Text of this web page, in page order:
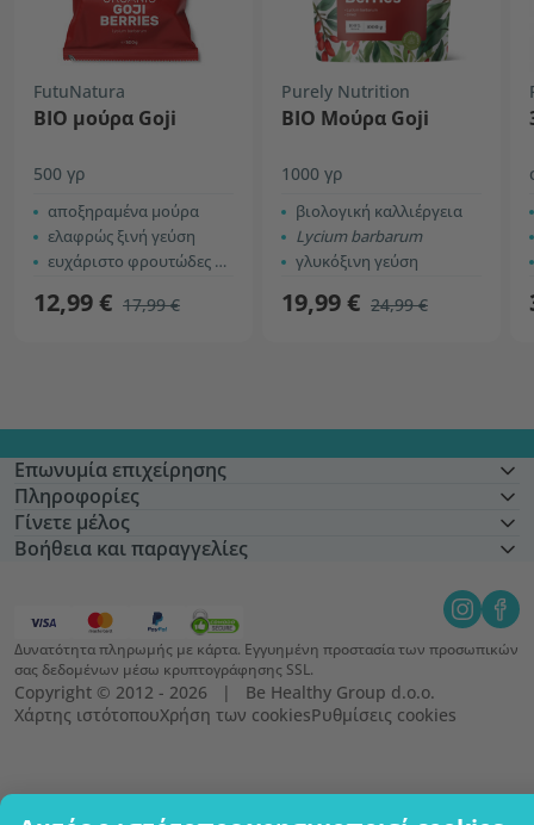
FutuNatura
ΒΙΟ μούρα Goji
500 γρ
αποξηραμένα μούρα
ελαφρώς ξινή γεύση
ευχάριστο φρουτώδες άρωμα
12,99 € 17,99 €
Purely Nutrition
ΒΙΟ Mούρα Goji
1000 γρ
βιολογική καλλιέργεια
Lycium barbarum
γλυκόξινη γεύση
19,99 € 24,99 €
Επωνυμία επιχείρησης
Πληροφορίες
Γίνετε μέλος
Βοήθεια και παραγγελίες
Δυνατότητα πληρωμής με κάρτα. Εγγυημένη προστασία των προσωπικών
σας δεδομένων μέσω κρυπτογράφησης SSL.
Copyright © 2012 - 2026   |   Be Healthy Group d.o.o.
Χάρτης ιστότοπουΧρήση των cookiesΡυθμίσεις cookies